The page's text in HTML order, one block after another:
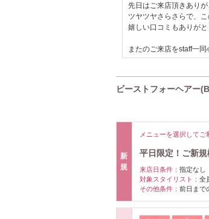
先日はご来店頂きあり
ツヤツヤさらさらで、
嬉しい口コミもありがと
またのご来店をstaff一
ビーストフォーヘアー
新
規
メニューを選択して
平日限定！ご新
来店日条件： 指定なし
対象スタイリスト： 全
その他条件： 前日まで